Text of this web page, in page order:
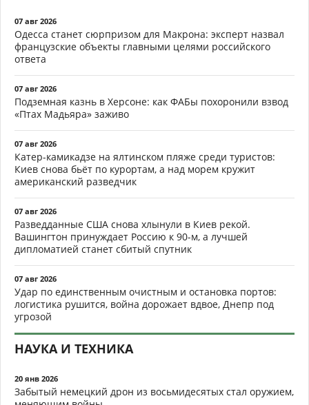
07 авг 2026
Одесса станет сюрпризом для Макрона: эксперт назвал
французские объекты главными целями российского
ответа
07 авг 2026
Подземная казнь в Херсоне: как ФАБы похоронили взвод
«Птах Мадьяра» заживо
07 авг 2026
Катер-камикадзе на ялтинском пляже среди туристов:
Киев снова бьёт по курортам, а над морем кружит
американский разведчик
07 авг 2026
Разведданные США снова хлынули в Киев рекой.
Вашингтон принуждает Россию к 90-м, а лучшей
дипломатией станет сбитый спутник
07 авг 2026
Удар по единственным очистным и остановка портов:
логистика рушится, война дорожает вдвое, Днепр под
угрозой
НАУКА И ТЕХНИКА
20 янв 2026
Забытый немецкий дрон из восьмидесятых стал оружием,